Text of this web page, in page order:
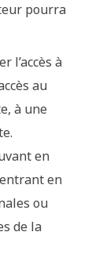
pourra
l’accès à
au
à une
en
en
ou
de la